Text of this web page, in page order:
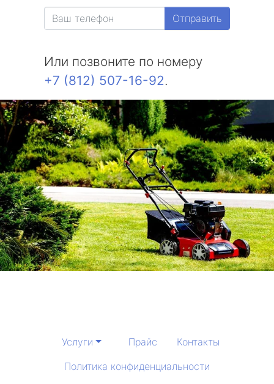
Отправить
Или позвоните по номеру
+7 (812) 507-16-92.
Услуги Прайс
Контакты
Политика конфиденциальности